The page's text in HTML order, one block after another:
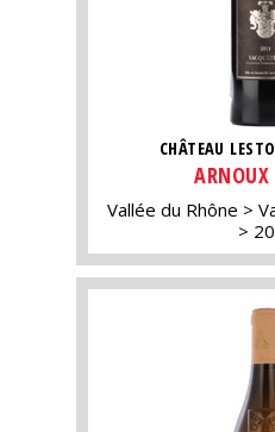
CHÂTEAU
Vallée du Rhône